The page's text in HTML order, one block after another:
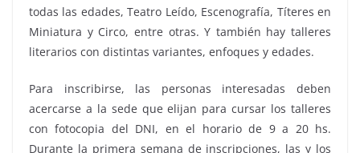
todas las edades, Teatro Leído, Escenografía, Títeres en
Miniatura y Circo, entre otras. Y también hay talleres
literarios con distintas variantes, enfoques y edades.
Para inscribirse, las personas interesadas deben
acercarse a la sede que elijan para cursar los talleres
con fotocopia del DNI, en el horario de 9 a 20 hs.
Durante la primera semana de inscripciones, las y los